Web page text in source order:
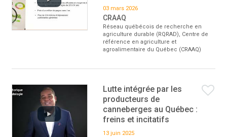
03 mars 2026
CRAAQ
Réseau québécois de recherche en
agriculture durable (RQRAD), Centre de
référence en agriculture et
agroalimentaire du Québec (CRAAQ)
Lutte intégrée par les
producteurs de
canneberges au Québec :
freins et incitatifs
13 juin 2025